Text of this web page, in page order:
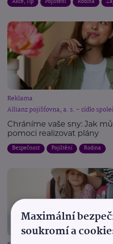
Akce, Tip Pojištění Rodina
Reklama
Allianz pojišťovna, a. s. - sídlo
Chráníme vaše sny: Jak
pomoci realizovat plány
Bezpečnost Pojištění Rodina
Maximální
soukromí a